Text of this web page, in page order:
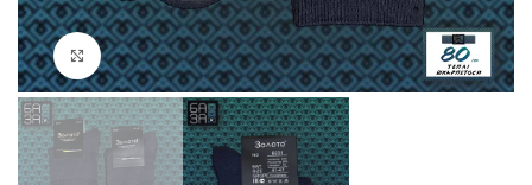
Натисніть, щоб збільшити